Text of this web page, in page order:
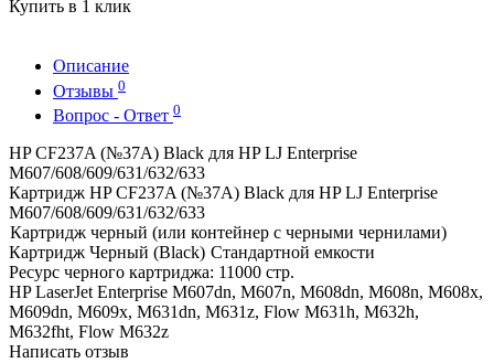
Купить в 1 клик
Описание
Отзывы 0
Вопрос - Ответ 0
HP CF237A (№37A) Black для HP LJ Enterprise
M607/608/609/631/632/633
Картридж HP CF237A (№37A) Black для HP LJ Enterprise
M607/608/609/631/632/633
Картридж черный (или контейнер с черными чернилами)
Картридж Черный (Black) Стандартной емкости
Ресурс черного картриджа: 11000 стр.
HP LaserJet Enterprise M607dn, M607n, M608dn, M608n, M608x,
M609dn, M609x, M631dn, M631z, Flow M631h, M632h,
M632fht, Flow M632z
Написать отзыв